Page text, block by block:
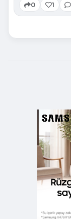
0 1